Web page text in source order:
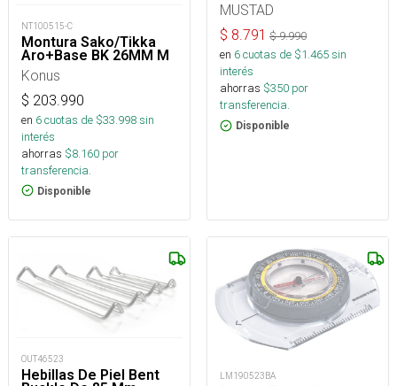
NT100515-C
Montura Sako/Tikka
Aro+Base BK 26MM M
Konus
$ 203.990
en 6cuotas de $33.998sin
interés
ahorras $8.160 por
transferencia.
Disponible
MUSTAD
$ 8.791 $9.990
en 6cuotas de $1.465sin
interés
ahorras $350 por
transferencia.
Disponible
OUT46523
Hebillas De Piel Bent LM190523BA